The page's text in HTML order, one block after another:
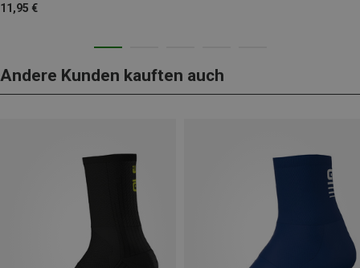
11,95 €
Andere Kunden kauften auch